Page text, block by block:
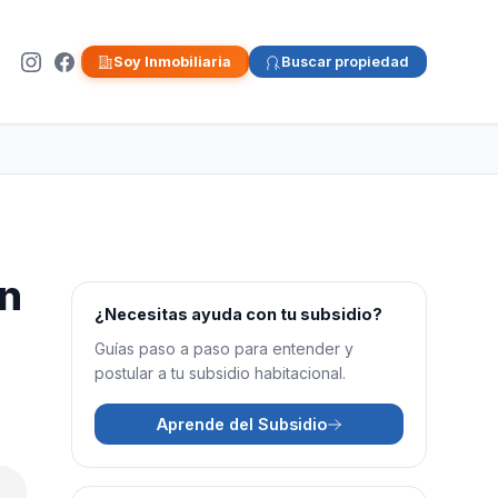
Soy Inmobiliaria Buscar propiedad
¿Necesitas ayuda con tu subsidio?
Guías paso a paso para entender y
postular a tu subsidio habitacional.
Aprende del Subsidio